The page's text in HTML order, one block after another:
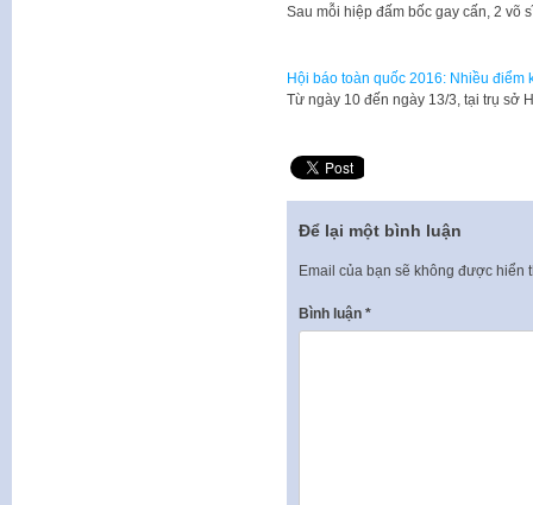
​Sau mỗi hiệp đấm bốc gay cấn, 2 võ
Hội báo toàn quốc 2016: Nhiều điểm
Từ ngày 10 đến ngày 13/3, tại trụ sở
Để lại một bình luận
Email của bạn sẽ không được hiển
Bình luận *